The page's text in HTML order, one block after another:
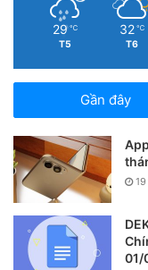
dụng và phát triển
29 ℃
T5
32 ℃
T6
Gần đây
01/